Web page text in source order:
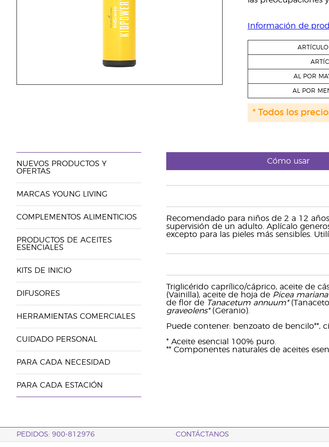
Información de
AL POR
AL POR
* Todos los
NUEVOS PRODUCTOS Y
OFERTAS
MARCAS YOUNG LIVING
COMPLEMENTOS ALIMENTICIOS
PRODUCTOS DE ACEITES
ESENCIALES
KITS DE INICIO
DIFUSORES
HERRAMIENTAS COMERCIALES
CUIDADO PERSONAL
PARA CADA NECESIDAD
PARA CADA ESTACIÓN
Cómo usar
Recomendado para niños de 2 a 12
supervisión de un adulto. Aplícalo
excepto para las pieles más sensibles.
Triglicérido caprílico/cáprico, aceite de
(Vainilla), aceite de hoja de Picea
de flor de Tanacetum annuum*
graveolens*(Geranio).
Puede contener: benzoato de bencilo**,
* Aceite esencial 100% puro.
** Componentes naturales de aceites
PEDIDOS: 900-812976 CONTÁCTANOS